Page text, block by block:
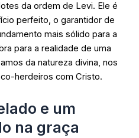
da ordem de Levi. Ele é
perfeito, o garantidor de
mais sólido para a
para a realidade de uma
da natureza divina, nos
herdeiros com Cristo.
e um
na graça